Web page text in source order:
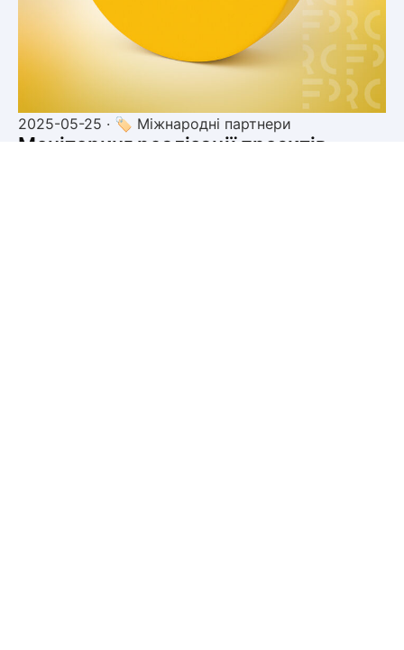
2025-05-25 · 🏷 Міжнародні партнери
Моніторинг реалізації проєктів